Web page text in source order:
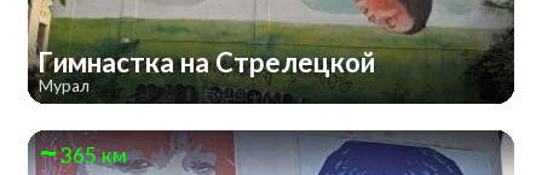
Гимнастка на Стрелецкой
Мурал
365 км